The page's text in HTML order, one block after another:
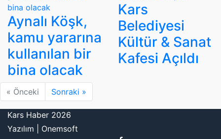
Aynalı Köşk,
kamu yararına
kullanılan bir
bina olacak
Kars
Belediyesi
Kültür & Sanat
Kafesi Açıldı
« Önceki Sonraki »
Kars Haber 2026
Yazılım | Onemsoft